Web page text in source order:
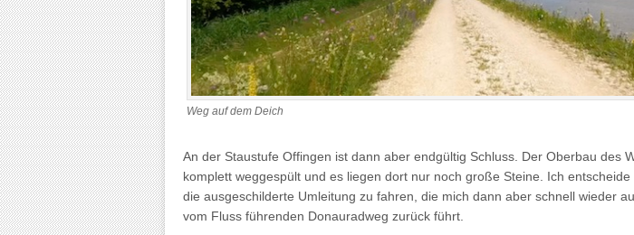
Weg auf dem Deich
An der Staustufe Offingen ist dann aber endgültig Schluss. Der Oberbau des
komplett weggespült und es liegen dort nur noch große Steine. Ich
die ausgeschilderte Umleitung zu fahren, die mich dann aber schnell wieder
vom Fluss führenden Donauradweg zurück führt.